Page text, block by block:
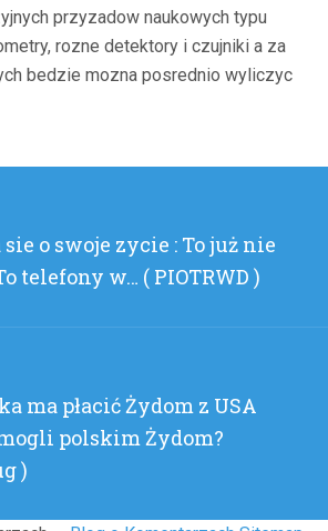
przyzadow naukowych typu
rozne detektory i czujniki a za
bedzie mozna posrednio wyliczyc
o swoje zycie : To już nie
telefony w… ( PIOTRWD )
ma płacić Żydom z USA
polskim Żydom?
)